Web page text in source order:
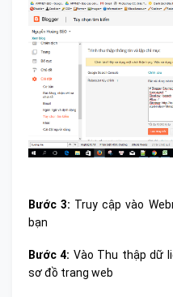
Bước 3: Truy cập vào
bạn
Bước 4: Vào Thu thập dữ
sơ đồ trang web